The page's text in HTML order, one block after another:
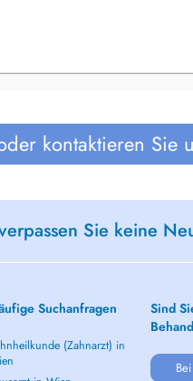
kontaktieren Sie
Sie keine
Suchanfragen
(Zahnarzt) in
Sind